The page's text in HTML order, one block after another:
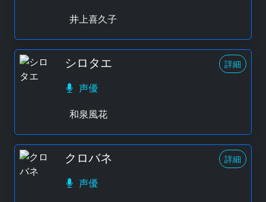
井上喜久子
シロタエ 詳細
声優
和泉風花
クロバネ 詳細
声優